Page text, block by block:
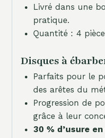
Livré dans une
pratique.
Quantité : 4
Disques à
Parfaits pour le
des arêtes du
Progression de
grâce à leur
30 % d’usure